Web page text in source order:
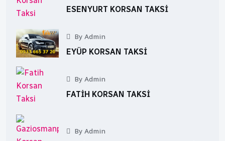
ESENYURT KORSAN TAKSI
By Admin
EYÜP KORSAN TAKSI
By Admin
FATIH KORSAN TAKSI
By Admin